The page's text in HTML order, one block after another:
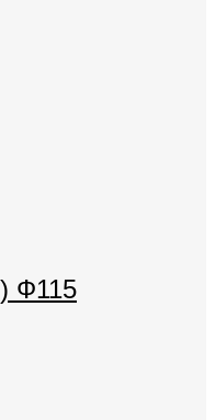
Ф115